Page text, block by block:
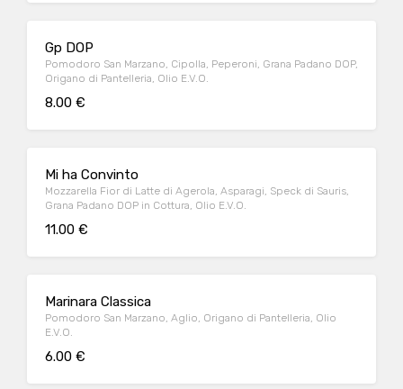
Gp DOP
Pomodoro San Marzano, Cipolla, Peperoni, Grana Padano DOP,
Origano di Pantelleria, Olio E.V.O.
8.00 €
Mi ha Convinto
Mozzarella Fior di Latte di Agerola, Asparagi, Speck di Sauris,
Grana Padano DOP in Cottura, Olio E.V.O.
11.00 €
Marinara Classica
Pomodoro San Marzano, Aglio, Origano di Pantelleria, Olio
E.V.O.
6.00 €